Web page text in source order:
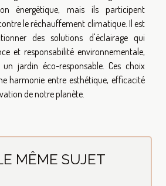
énergétique, mais ils participent
le réchauffement climatique. Il est
des solutions d'éclairage qui
et responsabilité environnementale,
jardin éco-responsable. Ces choix
harmonie entre esthétique, efficacité
de notre planète.
MÊME SUJET